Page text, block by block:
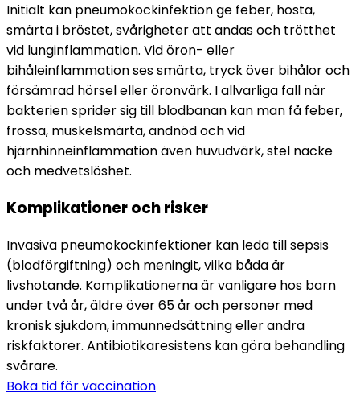
Initialt kan pneumokockinfektion ge feber, hosta,
smärta i bröstet, svårigheter att andas och trötthet
vid lunginflammation. Vid öron- eller
bihåleinflammation ses smärta, tryck över bihålor och
försämrad hörsel eller öronvärk. I allvarliga fall när
bakterien sprider sig till blodbanan kan man få feber,
frossa, muskelsmärta, andnöd och vid
hjärnhinneinflammation även huvudvärk, stel nacke
och medvetslöshet.
Komplikationer och risker
Invasiva pneumokockinfektioner kan leda till sepsis
(blodförgiftning) och meningit, vilka båda är
livshotande. Komplikationerna är vanligare hos barn
under två år, äldre över 65 år och personer med
kronisk sjukdom, immunnedsättning eller andra
riskfaktorer. Antibiotikaresistens kan göra behandling
svårare.
Boka tid för vaccination